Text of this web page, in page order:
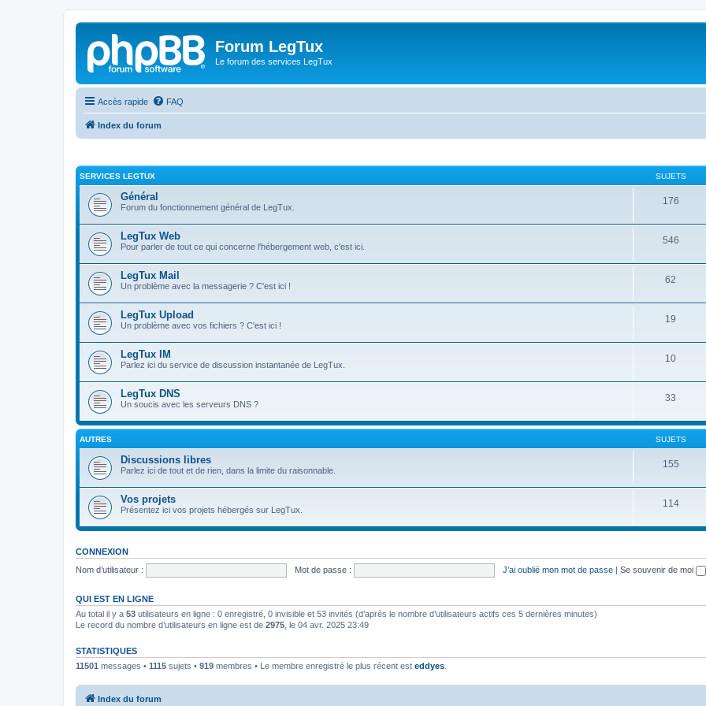
Forum LegTux
Le forum des services LegTux
Accès rapide FAQ
Index du forum
SERVICES LEGTUX SUJETS
Général
Forum du fonctionnement général de LegTux.
176
LegTux Web
Pour parler de tout ce qui concerne l'hébergement web, c'est ici.
546
LegTux Mail
Un problème avec la messagerie ? C'est ici !
62
LegTux Upload
Un problème avec vos fichiers ? C'est ici !
19
LegTux IM
Parlez ici du service de discussion instantanée de LegTux.
10
LegTux DNS
Un soucis avec les serveurs DNS ?
33
AUTRES SUJETS
Discussions libres
Parlez ici de tout et de rien, dans la limite du raisonnable.
155
Vos projets
Présentez ici vos projets hébergés sur LegTux.
114
CONNEXION
Nom d’utilisateur :
Mot de passe : J’ai oublié mon mot de passe | Se souvenir de moi
QUI EST EN LIGNE
Au total il y a 53 utilisateurs en ligne : 0 enregistré, 0 invisible et 53 invités (d’après le nombre d’utilisateurs actifs ces 5 dernières minutes)
Le record du nombre d’utilisateurs en ligne est de 2975 , le 04 avr. 2025 23:49
STATISTIQUES
11501 messages • 1115 sujets • 919 membres • Le membre enregistré le plus récent est eddyes
Index du forum